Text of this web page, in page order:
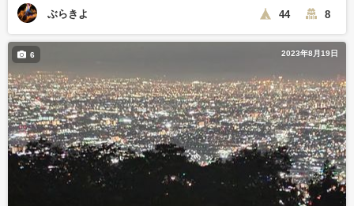
ぶらきよ 44 8
2023年8月19日
6